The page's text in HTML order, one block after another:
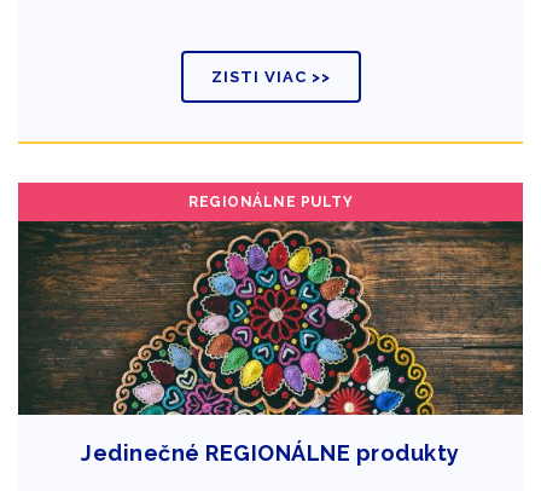
ZISTI VIAC >>
REGIONÁLNE PULTY
Jedinečné REGIONÁLNE produkty